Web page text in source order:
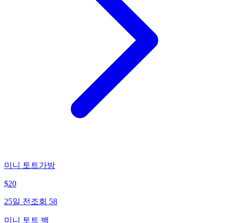
미니 토트가방
$20
25일 전 조회 58
미니 토트 백